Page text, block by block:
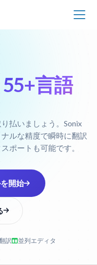
55+言語
払いましょう。Sonix
ルな精度で瞬時に翻訳
ポートも可能です。
開始
訳 並列エディタ